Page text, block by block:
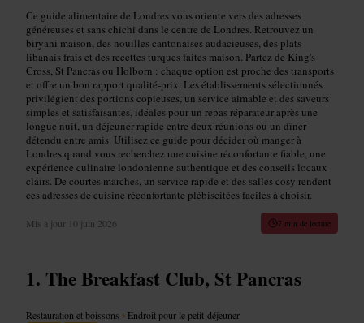
Ce guide alimentaire de Londres vous oriente vers des adresses
généreuses et sans chichi dans le centre de Londres. Retrouvez un
biryani maison, des nouilles cantonaises audacieuses, des plats
libanais frais et des recettes turques faites maison. Partez de King's
Cross, St Pancras ou Holborn : chaque option est proche des transports
et offre un bon rapport qualité‑prix. Les établissements sélectionnés
privilégient des portions copieuses, un service aimable et des saveurs
simples et satisfaisantes, idéales pour un repas réparateur après une
longue nuit, un déjeuner rapide entre deux réunions ou un dîner
détendu entre amis. Utilisez ce guide pour décider où manger à
Londres quand vous recherchez une cuisine réconfortante fiable, une
expérience culinaire londonienne authentique et des conseils locaux
clairs. De courtes marches, un service rapide et des salles cosy rendent
ces adresses de cuisine réconfortante plébiscitées faciles à choisir.
Mis à jour 10 juin 2026 7 min de lecture
The Breakfast Club, St Pancras
Restauration et boissons • Endroit pour le petit-déjeuner